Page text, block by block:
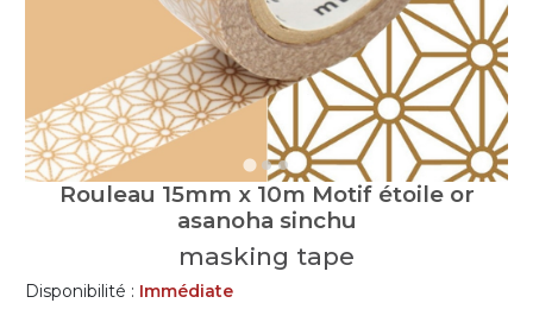
Rouleau 15mm x 10m Motif étoile or
asanoha sinchu
masking tape
Disponibilité : Immédiate